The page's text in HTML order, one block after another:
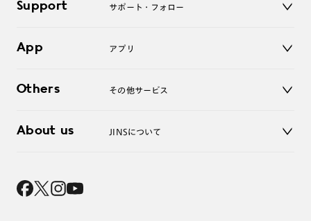
アクセサリー
ログアウト
Support サポート・フォロー
よくあるご質問
お問い合わせ
App アプリ
Others その他サービス
レンズ交換
About us JINSについて
採用情報